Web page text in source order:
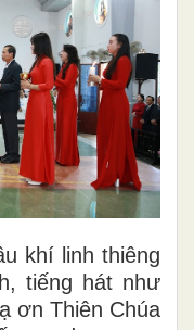
khí linh thiêng
tiếng hát như
ơn Thiên Chúa